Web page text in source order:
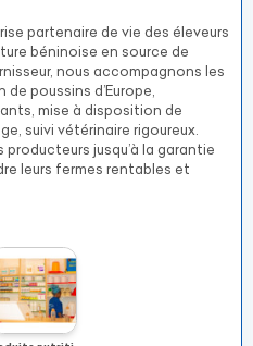
partenaire de vie des éleveurs
béninoise en source de
nous accompagnons les
poussins d’Europe,
mise à disposition de
suivi vétérinaire rigoureux.
jusqu’à la garantie
leurs fermes rentables et